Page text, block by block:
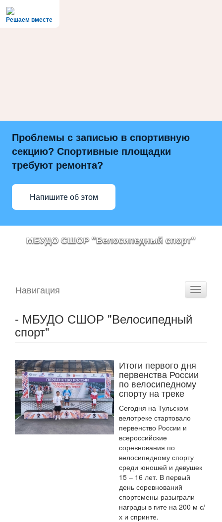
Решаем вместе
Проблемы с записью в спортивную
секцию? Спортивные площадки
требуют ремонта?
Напишите об этом
МБУДО СШОР "Велосипедный спорт"
Toggle
Навигация
- МБУДО СШОР "Велосипедный
спорт"
Итоги первого дня
первенства России
по велосипедному
спорту на треке
Сегодня на Тульском
велотреке стартовало
первенство России и
всероссийские
соревнования по
велосипедному спорту
среди юношей и девушек
15 – 16 лет. В первый
день соревнований
спортсмены разыграли
награды в гите на 200 м с/
х и спринте.